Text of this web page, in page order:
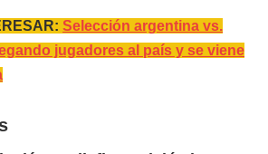
Selección argentina vs.
jugadores al país y se viene